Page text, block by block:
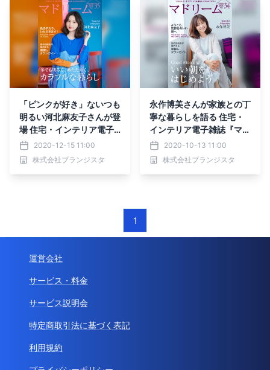
「ピンクが好き」ないつも
明るい河北麻友子さんが登
場 住宅・インテリア電子
雑誌『マドリーム』Vol.3
5公開
2020-12-15 11:00
株式会社ブランジスタ
永作博美さんが家族との丁
寧な暮らしを語る 住宅・
インテリア電子雑誌『マド
リーム』Vol.34公開
2020-10-13 11:00
株式会社ブランジスタ
1
運営会社
サービス・料金
サービス説明会
特定商取引法に基づく表記
利用規約